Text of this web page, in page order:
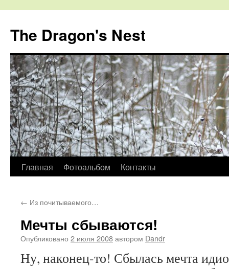
The Dragon's Nest
Перейти
содержимому
Главная Фотоальбом Контакты
← Из почитываемого…
Мечты сбываются!
Опубликовано 2 июля 2008автором Dandr
Ну, наконец-то! Сбылась мечта